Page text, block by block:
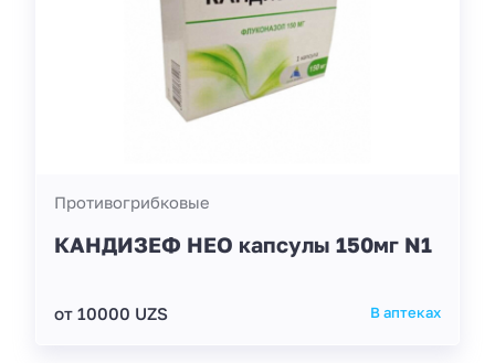
Противогрибковые
КАНДИЗЕФ НЕО капсулы 150мг N1
от 10000 UZS В аптеках